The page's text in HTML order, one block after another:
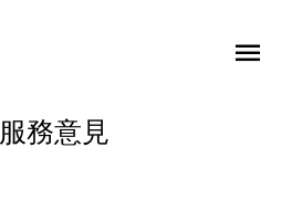
服務意見